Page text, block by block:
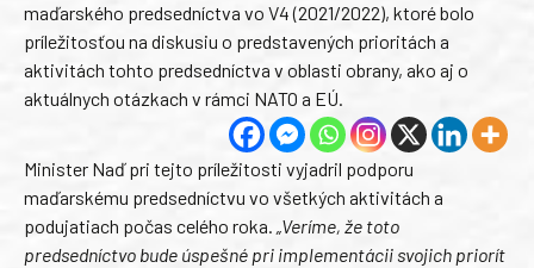
maďarského predsedníctva vo V4 (2021/2022), ktoré bolo
príležitosťou na diskusiu o predstavených prioritách a
aktivitách tohto predsedníctva v oblasti obrany, ako aj o
aktuálnych otázkach v rámci NATO a EÚ.
Minister Naď pri tejto príležitosti vyjadril podporu
maďarskému predsedníctvu vo všetkých aktivitách a
podujatiach počas celého roka. „Veríme, že toto
predsedníctvo bude úspešné pri implementácii svojich priorít